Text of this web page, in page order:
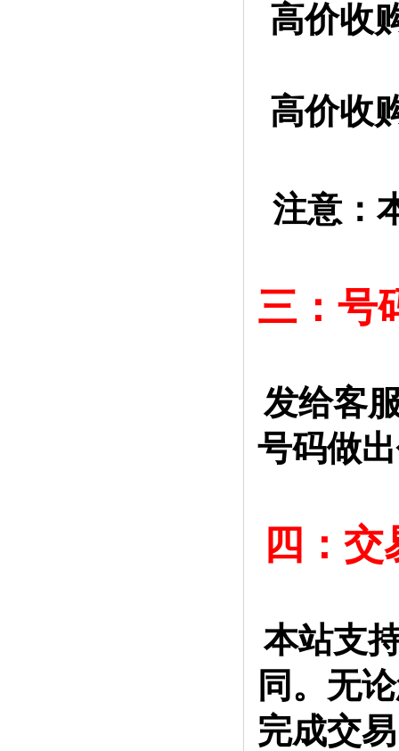
高价收
高价收
注意：
三：号
发给客
号码做
四：
本站支
同。无
完成交